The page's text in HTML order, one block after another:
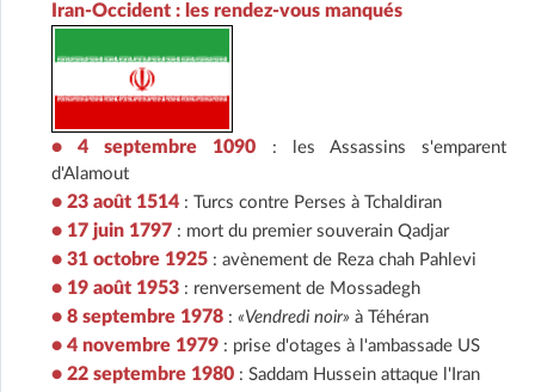
Iran-Occident : les rendez-vous manqués
• 4 septembre 1090 : les Assassins s'emparent
d'Alamout
• 23 août 1514 : Turcs contre Perses à Tchaldiran
• 17 juin 1797 : mort du premier souverain Qadjar
• 31 octobre 1925 : avènement de Reza chah Pahlevi
• 19 août 1953 : renversement de Mossadegh
• 8 septembre 1978 : «Vendredi noir» à Téhéran
• 4 novembre 1979 : prise d'otages à l'ambassade US
• 22 septembre 1980 : Saddam Hussein attaque l'Iran